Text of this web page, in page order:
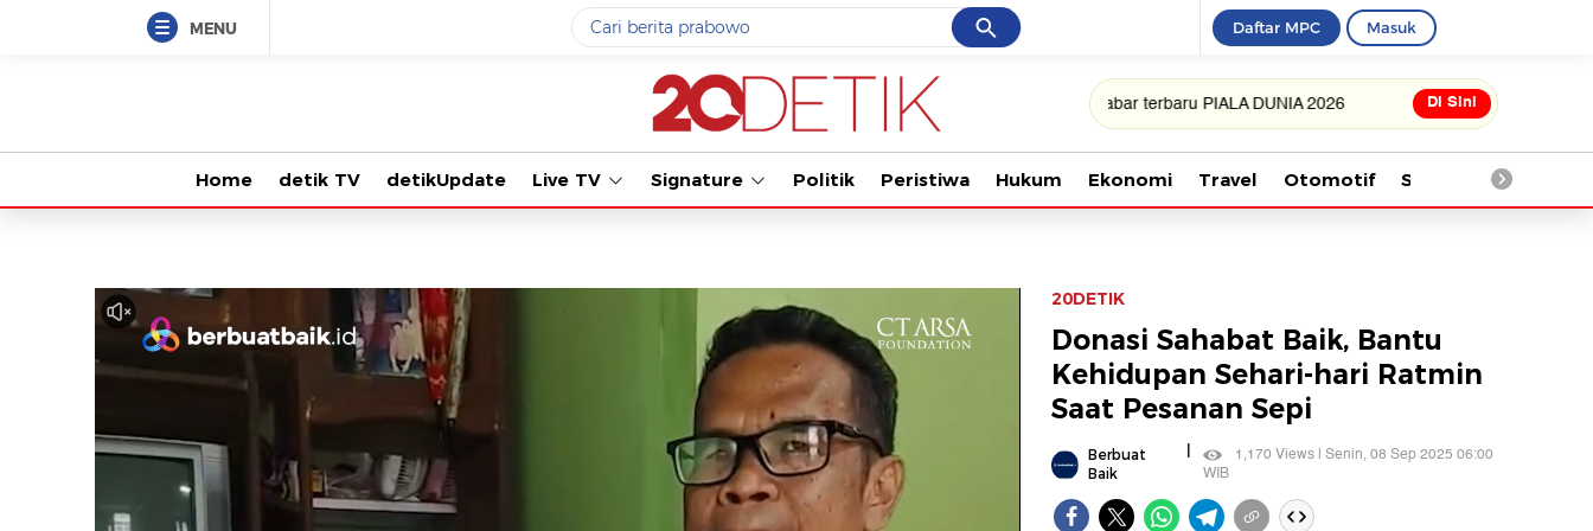
MENU Cancel
Yang sedang ramai dicari
gempa hari ini
#3prabowo
#5demo
Terakhir yang dicari
Daftar MPC Masuk
Tonton kabar terbaru PIALA DUNIA 2026 Di Sini
Home detik TV detikUpdate Live TV Signature Politik Peristiwa Hukum Ekonomi Travel Otomotif Saintek
20DETIK
Donasi Sahabat Baik, Bantu
Kehidupan Sehari-hari Ratmin
Saat Pesanan Sepi
Berbuat
Baik
|
1,170 Views | Senin, 08 Sep 2025 06:00
WIB